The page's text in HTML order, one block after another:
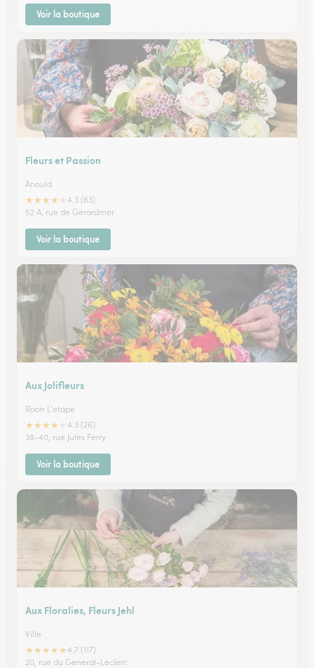
Voir la boutique
Fleurs et Passion
Anould
★★★★
4.3 (63)
52 A, rue de Gerardmer
Voir la boutique
Aux Jolifleurs
Raon L'etape
★★★★
4.3 (26)
38-40, rue Jules Ferry
Voir la boutique
Aux Floralies, Fleurs Jehl
Ville
★★★★★4.7 (117)
20, rue du General-Leclerc